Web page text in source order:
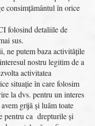
consimțământul în orice
folosind detaliile de
sus.
ne putem baza activitățile
nostru legitim de a
activitatea
situație în care folosim
la dvs. pentru un interes
grijă și luăm toate
pentru ca drepturile și